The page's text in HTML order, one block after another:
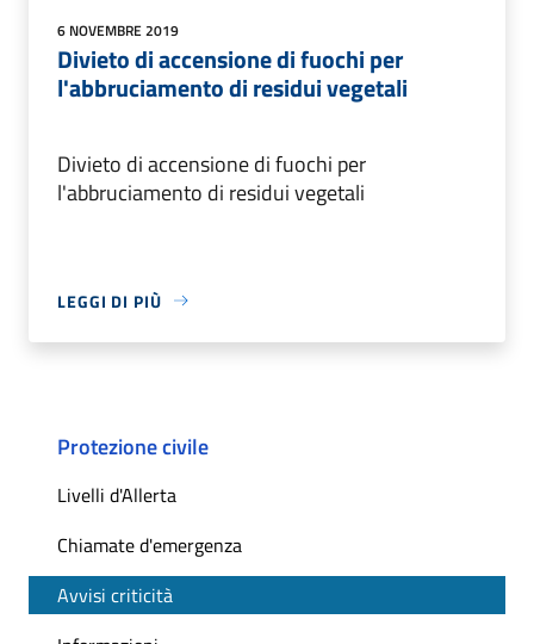
6 NOVEMBRE 2019
Divieto di accensione di fuochi per
l'abbruciamento di residui vegetali
Divieto di accensione di fuochi per
l'abbruciamento di residui vegetali
LEGGI DI PIÙ
Protezione civile
Livelli d'Allerta
Chiamate d'emergenza
Avvisi criticità